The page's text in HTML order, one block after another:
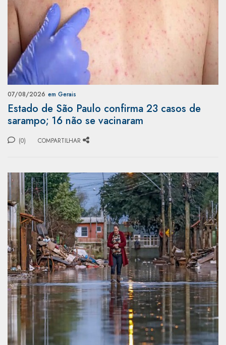
07/08/2026 em Gerais
Estado de São Paulo confirma 23 casos de
sarampo; 16 não se vacinaram
(0) COMPARTILHAR